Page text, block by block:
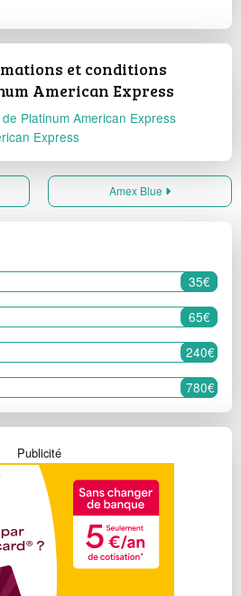
et conditions
American Express
Platinum American Express
Express
Amex Blue
35€
65€
240€
780€
Publicité